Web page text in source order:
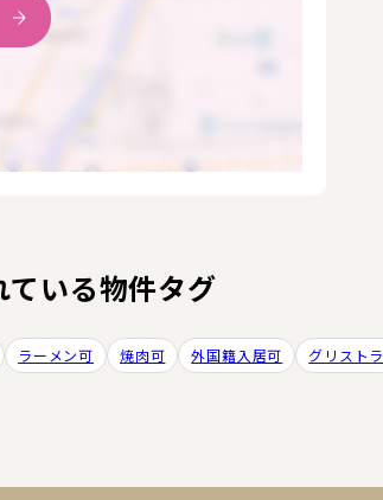
ている物件タグ
ラーメン可 焼肉可 外国籍入居可 グリスト